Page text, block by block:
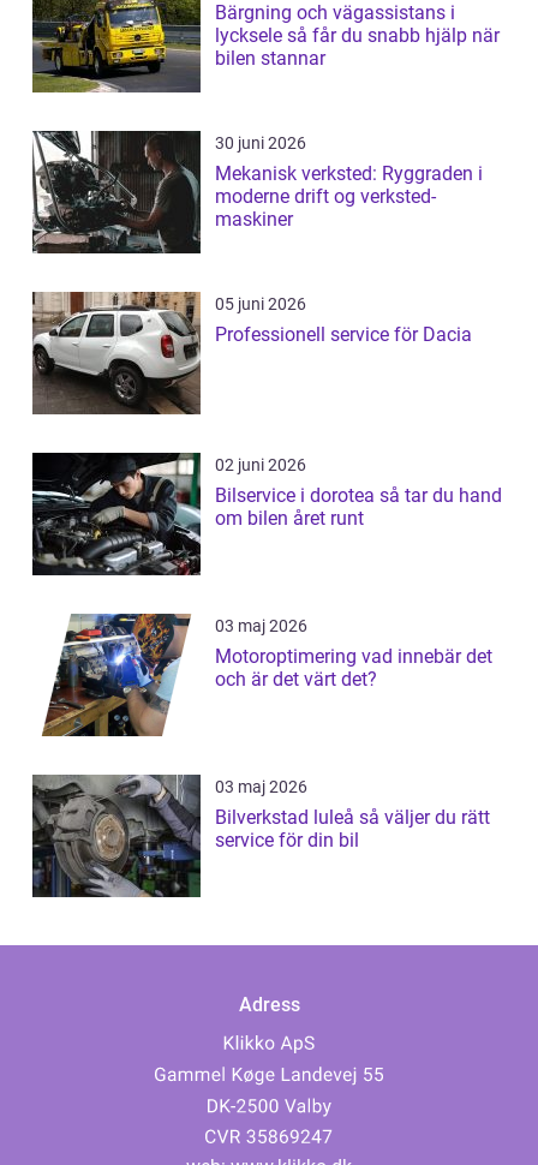
Bärgning och vägassistans i
lycksele så får du snabb hjälp när
bilen stannar
30 juni 2026
Mekanisk verksted: Ryggraden i
moderne drift og verksted-
maskiner
05 juni 2026
Professionell service för Dacia
02 juni 2026
Bilservice i dorotea så tar du hand
om bilen året runt
03 maj 2026
Motoroptimering vad innebär det
och är det värt det?
03 maj 2026
Bilverkstad luleå så väljer du rätt
service för din bil
Adress